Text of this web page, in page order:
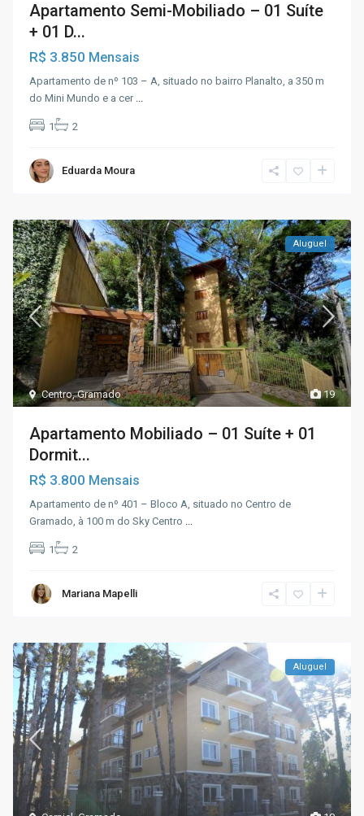
Apartamento Semi-Mobiliado – 01 Suíte
+ 01 D...
R$ 3.850 Mensais
Apartamento de nº 103 – A, situado no bairro Planalto, a 350 m
do Mini Mundo e a cer ...
1 2
Eduarda Moura
19
Centro,Gramado
Aluguel
Apartamento Mobiliado – 01 Suíte + 01
Dormit...
R$ 3.800 Mensais
Apartamento de nº 401 – Bloco A, situado no Centro de
Gramado, à 100 m do Sky Centro ...
1 2
Mariana Mapelli
Aluguel